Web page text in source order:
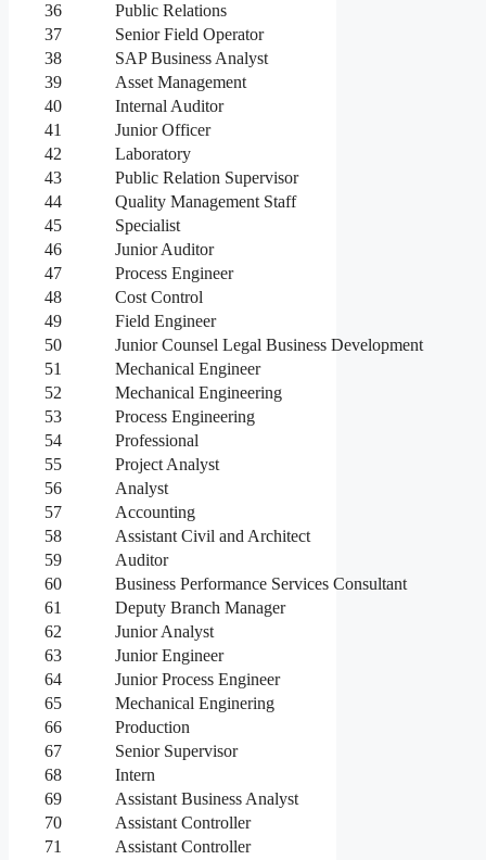
36
Public Relations
37
Senior Field Operator
38
SAP Business Analyst
39
Asset Management
40
Internal Auditor
41
Junior Officer
42
Laboratory
43
Public Relation Supervisor
44
Quality Management Staff
45
Specialist
46
Junior Auditor
47
Process Engineer
48
Cost Control
49
Field Engineer
50
Junior Counsel Legal Business Development
51
Mechanical Engineer
52
Mechanical Engineering
53
Process Engineering
54
Professional
55
Project Analyst
56
Analyst
57
Accounting
58
Assistant Civil and Architect
59
Auditor
60
Business Performance Services Consultant
61
Deputy Branch Manager
62
Junior Analyst
63
Junior Engineer
64
Junior Process Engineer
65
Mechanical Enginering
66
Production
67
Senior Supervisor
68
Intern
69
Assistant Business Analyst
70
Assistant Controller
71
Assistant Controller